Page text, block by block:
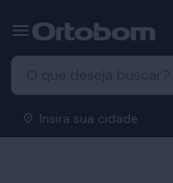
Insira sua cidade